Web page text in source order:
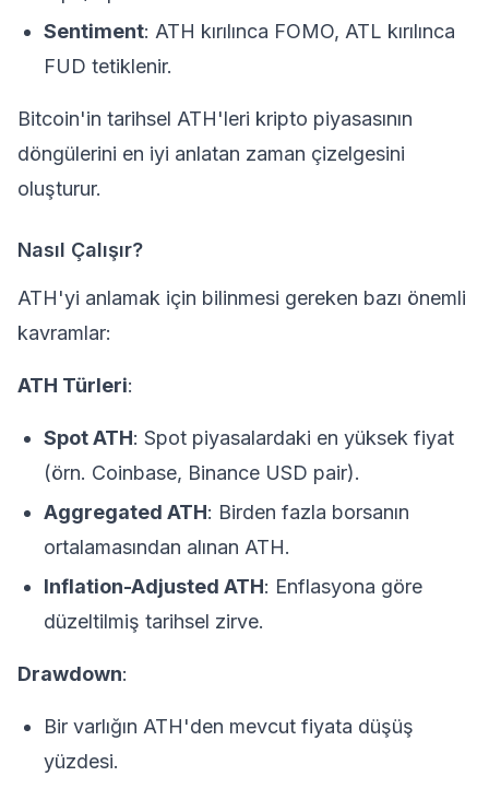
Sentiment: ATH kırılınca FOMO, ATL kırılınca
FUD tetiklenir.
Bitcoin'in tarihsel ATH'leri kripto piyasasının
döngülerini en iyi anlatan zaman çizelgesini
oluşturur.
Nasıl Çalışır?
ATH'yi anlamak için bilinmesi gereken bazı önemli
kavramlar:
ATH Türleri:
Spot ATH: Spot piyasalardaki en yüksek fiyat
(örn. Coinbase, Binance USD pair).
Aggregated ATH: Birden fazla borsanın
ortalamasından alınan ATH.
Inflation-Adjusted ATH: Enflasyona göre
düzeltilmiş tarihsel zirve.
Drawdown:
Bir varlığın ATH'den mevcut fiyata düşüş
yüzdesi.